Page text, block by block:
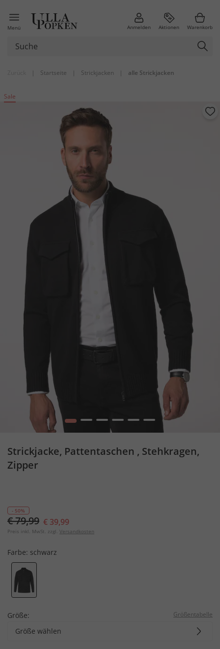
Menü Anmelden Aktionen Warenkorb
| Startseite | Strickjacken | alle Strickjacken
Sale
1 2 3 4 5 6
Strickjacke, Pattentaschen , Stehkragen,
Zipper
- 50%
€ 79,99 € 39,99
Preis inkl. MwSt. zzgl. Versandkosten
Farbe: schwarz
Größe: Größentabelle
Größe wählen